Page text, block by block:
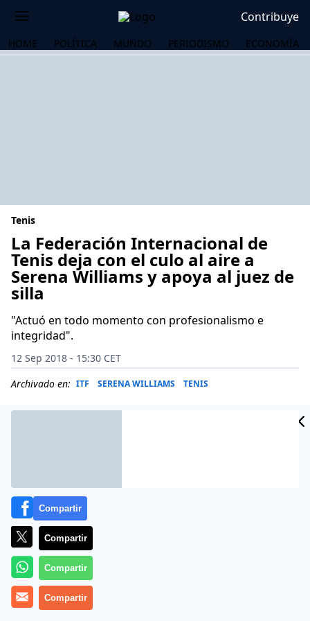
Contribuye
HOME POLÍTICA MUNDO PERIODISMO ECONOMÍA
Tenis
La Federación Internacional de
Tenis deja con el culo al aire a
Serena Williams y apoya al juez de
silla
"Actuó en todo momento con profesionalismo e
integridad".
12 Sep 2018 - 15:30 CET
Archivado en: ITF SERENA WILLIAMS TENIS
La Federación Internacional de Tenis (ITF)
Compartir
Compartir
Compartir
Compartir